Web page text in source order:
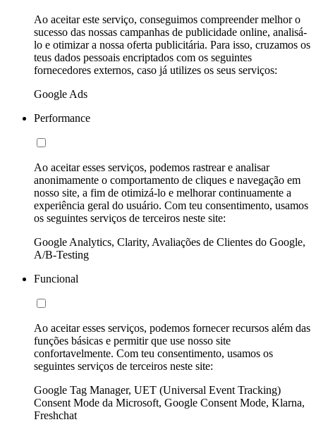
Ao aceitar este serviço, conseguimos compreender melhor o
sucesso das nossas campanhas de publicidade online, analisá-
lo e otimizar a nossa oferta publicitária. Para isso, cruzamos os
teus dados pessoais encriptados com os seguintes
fornecedores externos, caso já utilizes os seus serviços:
Google Ads
Performance
Ao aceitar esses serviços, podemos rastrear e analisar
anonimamente o comportamento de cliques e navegação em
nosso site, a fim de otimizá-lo e melhorar continuamente a
experiência geral do usuário. Com teu consentimento, usamos
os seguintes serviços de terceiros neste site:
Google Analytics, Clarity, Avaliações de Clientes do Google,
A/B-Testing
Funcional
Ao aceitar esses serviços, podemos fornecer recursos além das
funções básicas e permitir que use nosso site
confortavelmente. Com teu consentimento, usamos os
seguintes serviços de terceiros neste site:
Google Tag Manager, UET (Universal Event Tracking)
Consent Mode da Microsoft, Google Consent Mode, Klarna,
Freshchat